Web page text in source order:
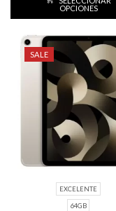
OPCIONES
SALE
EXCELENTE
64GB